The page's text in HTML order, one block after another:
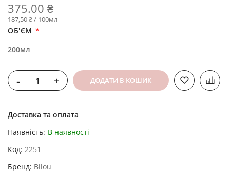
375.00 ₴
187,50 ₴ / 100мл
ОБ'ЄМ
200мл
- + ДОДАТИ В КОШИК
Доставка та оплата
Наявність: В наявності
Код 2251
Бренд Bilou